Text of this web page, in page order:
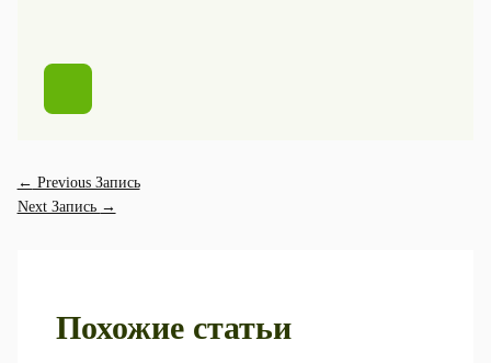
← Previous Запись
Next Запись →
Похожие статьи